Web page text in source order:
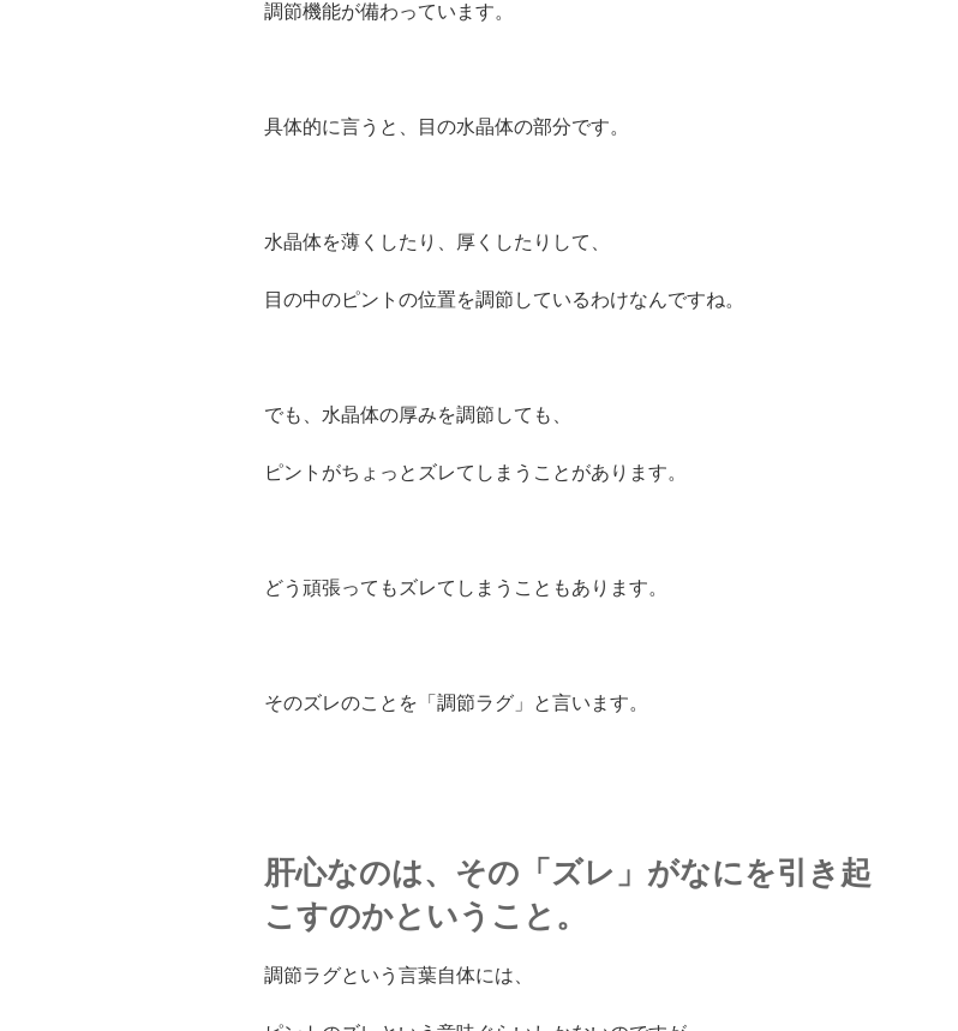
調節機能が備わっています。
具体的に言うと、目の水晶体の部分です。
水晶体を薄くしたり、厚くしたりして、
目の中のピントの位置を調節しているわけなんですね。
でも、水晶体の厚みを調節しても、
ピントがちょっとズレてしまうことがあります。
どう頑張ってもズレてしまうこともあります。
そのズレのことを「調節ラグ」と言います。
肝心なのは、その「ズレ」がなにを引き起
こすのかということ。
調節ラグという言葉自体には、